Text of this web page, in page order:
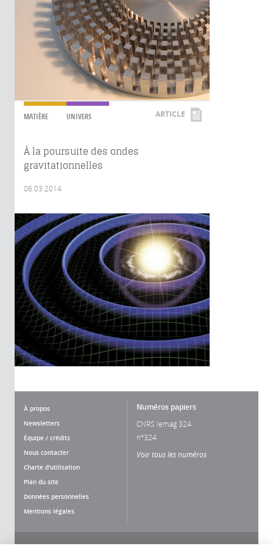
MATIÈRE UNIVERS ARTICLE
À la poursuite des ondes
gravitationnelles
06.03.2014
À propos
Newsletters
Équipe / crédits
Nous contacter
Charte d'utilisation
Plan du site
Données personnelles
Mentions légales
Numéros papiers
CNRS lemag 324
n°324
Voir tous les numéros